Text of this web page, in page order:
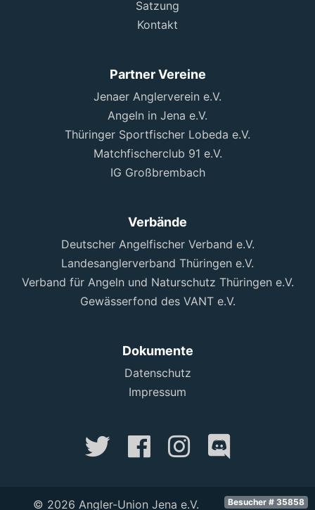
Satzung
Kontakt
Partner Vereine
Jenaer Anglerverein e.V.
Angeln in Jena e.V.
Thüringer Sportfischer Lobeda e.V.
Matchfischerclub 91 e.V.
IG Großbrembach
Verbände
Deutscher Angelfischer Verband e.V.
Landesanglerverband Thüringen e.V.
Verband für Angeln und Naturschutz Thüringen e.V.
Gewässerfond des VANT e.V.
Dokumente
Datenschutz
Impressum
© 2026 Angler-Union Jena e.V. Besucher # 35858